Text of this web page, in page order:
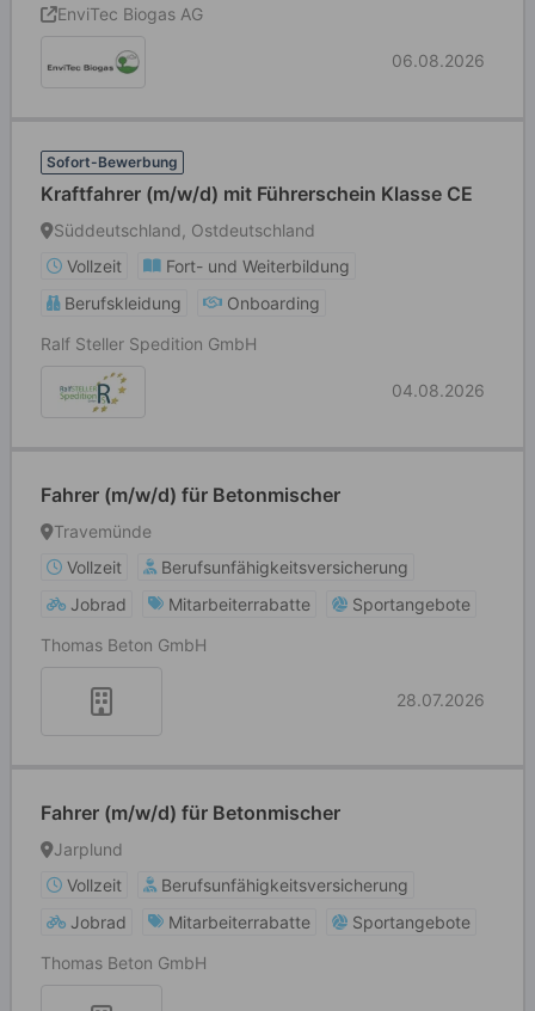
EnviTec Biogas AG
06.08.2026
Sofort-Bewerbung
Kraftfahrer (m/w/d) mit Führerschein Klasse CE
Süddeutschland, Ostdeutschland
Vollzeit
Fort- und Weiterbildung
Berufskleidung
Onboarding
Ralf Steller Spedition GmbH
04.08.2026
Fahrer (m/w/d) für Betonmischer
Travemünde
Vollzeit
Berufsunfähigkeitsversicherung
Jobrad
Mitarbeiterrabatte
Sportangebote
Thomas Beton GmbH
28.07.2026
Fahrer (m/w/d) für Betonmischer
Jarplund
Vollzeit
Berufsunfähigkeitsversicherung
Jobrad
Mitarbeiterrabatte
Sportangebote
Thomas Beton GmbH